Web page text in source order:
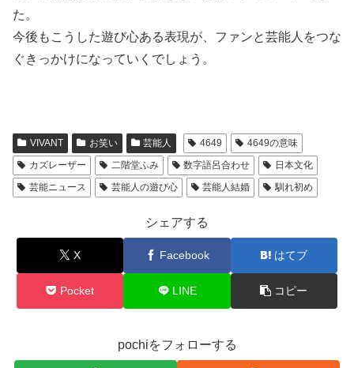
た。
今後もこうした遊び心ある表現が、ファンと芸能人をつな
ぐきっかけになっていくでしょう。
VIVANT お笑い 芸能人 4649
4649の意味
カズレーザー
二階堂ふみ 数字語呂合わせ
日本文化
芸能ニュース
芸能人の遊び心 芸能人結婚 馴れ初め
シェアする
X Facebook はてブ
Pocket LINE コピー
pochiをフォローする